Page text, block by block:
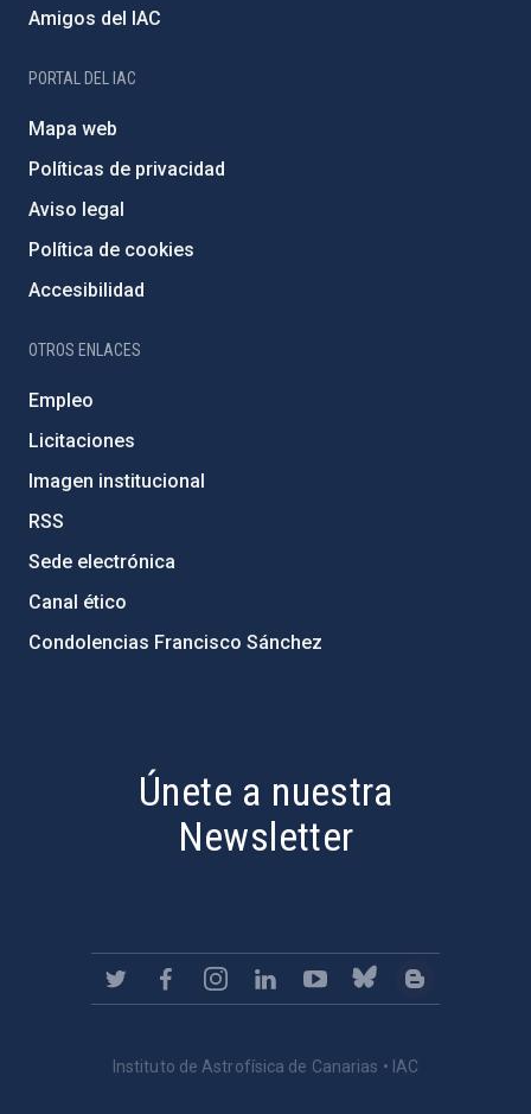
Amigos del IAC
PORTAL DEL IAC
Mapa web
Políticas de privacidad
Aviso legal
Política de cookies
Accesibilidad
OTROS ENLACES
Empleo
Licitaciones
Imagen institucional
RSS
Sede electrónica
Canal ético
Condolencias Francisco Sánchez
Únete a nuestra
Newsletter
Instituto de Astrofísica de Canarias • IAC